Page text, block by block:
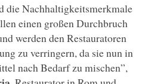
die Nachhaltigkeitsmerkmale
einen großen Durchbruch
werden den Restauratoren
zu verringern, da sie nun in
nach Bedarf zu mischen”,